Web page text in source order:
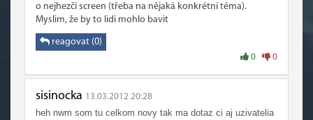
o nejhezčí screen (třeba na nějaká konkrétní téma).
Myslim, že by to lidi mohlo bavit
reagovat (0)
0 0
sisinocka 13.03.2012 20:28
heh nwm som tu celkom novy tak ma dotaz ci aj uzivatelia